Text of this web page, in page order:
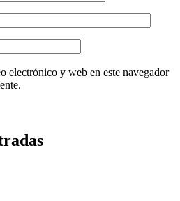
electrónico y web en este navegador